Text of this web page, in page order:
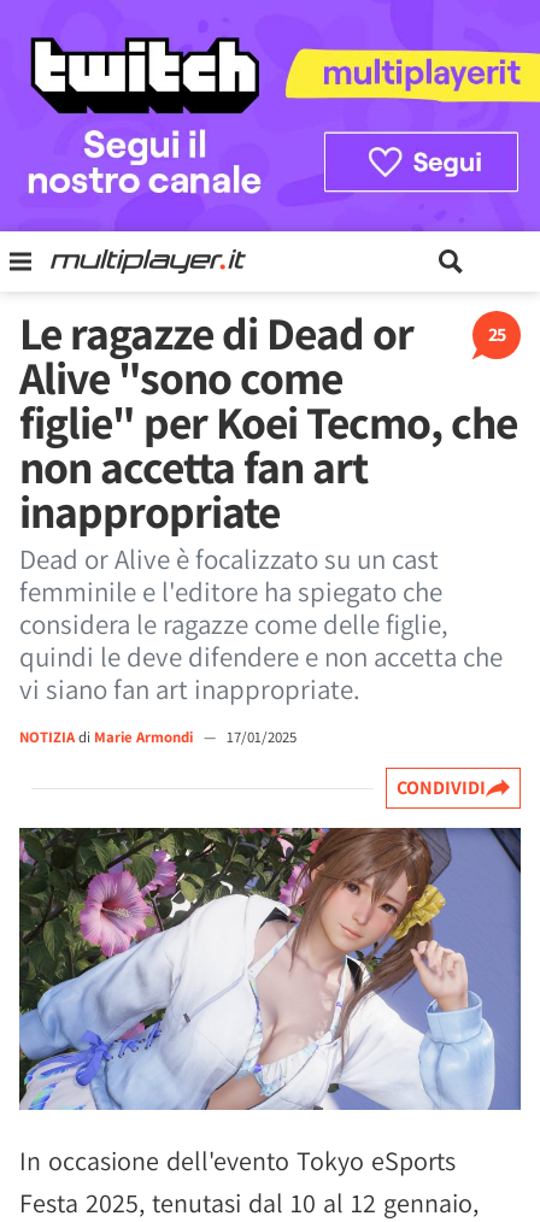
25
Le ragazze di Dead or
Alive "sono come
figlie" per Koei Tecmo, che
non accetta fan art
inappropriate
Dead or Alive è focalizzato su un cast
femminile e l'editore ha spiegato che
considera le ragazze come delle figlie,
quindi le deve difendere e non accetta che
vi siano fan art inappropriate.
NOTIZIAdi Marie Armondi — 17/01/2025
CONDIVIDI
In occasione dell'evento Tokyo eSports
Festa 2025, tenutasi dal 10 al 12 gennaio,